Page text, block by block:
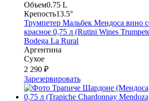
Объем0.75 L
Крепость13.5°
Трумпетер Мальбек Мендоса вино
красное 0,75 л (Rutini Wines
Bodega La Rural
Аргентина
Сухое
2 290 ₽
Зарезервировать